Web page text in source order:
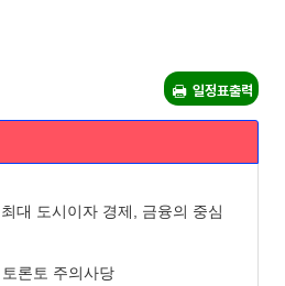
일정표출력
대 도시이자 경제, 금융의 중심
론토 주의사당